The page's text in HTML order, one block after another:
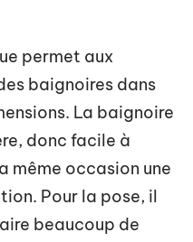
permet aux
baignoires dans
La baignoire
donc facile à
même occasion une
Pour la pose, il
beaucoup de